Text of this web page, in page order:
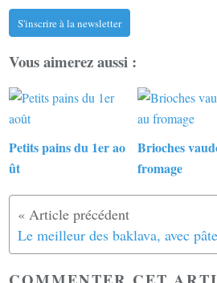
S'inscrire à la newsletter
Vous aimerez aussi :
Petits pains du 1er ao
ût
Brioches
fromage